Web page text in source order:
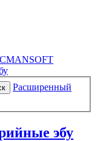
Расширенный
эбу